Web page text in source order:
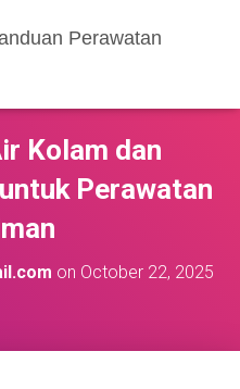
Perawatan
Kolam dan
Perawatan
on October 22, 2025